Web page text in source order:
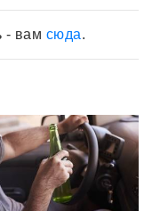
- вам сюда.